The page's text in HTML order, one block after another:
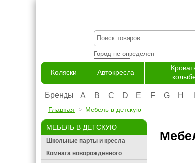
Город не определен
Коляски Автокресла
Бренды A B C D E F G H
Главная Мебель в детскую
МЕБЕЛЬ В ДЕТСКУЮ
Школьные парты и кресла
Комната новорожденного